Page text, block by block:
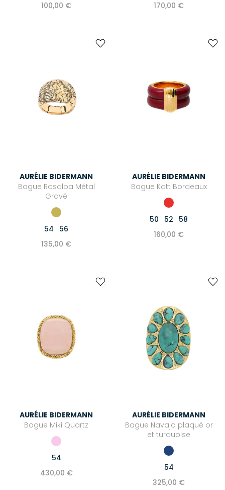
100,00 €
170,00 €
AURÉLIE BIDERMANN
Bague Rosalba Métal
Gravé
54
56
135,00 €
AURÉLIE BIDERMANN
Bague Katt Bordeaux
50 52
58
160,00 €
AURÉLIE BIDERMANN
Bague Miki Quartz
54
430,00 €
AURÉLIE BIDERMANN
Bague Navajo plaqué or
et turquoise
54
325,00 €